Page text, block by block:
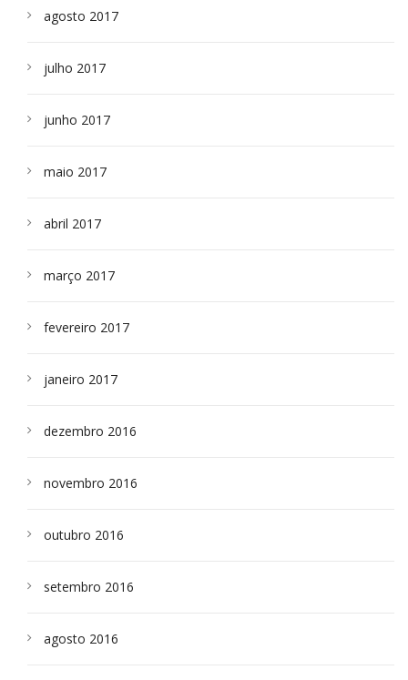
agosto 2017
julho 2017
junho 2017
maio 2017
abril 2017
março 2017
fevereiro 2017
janeiro 2017
dezembro 2016
novembro 2016
outubro 2016
setembro 2016
agosto 2016